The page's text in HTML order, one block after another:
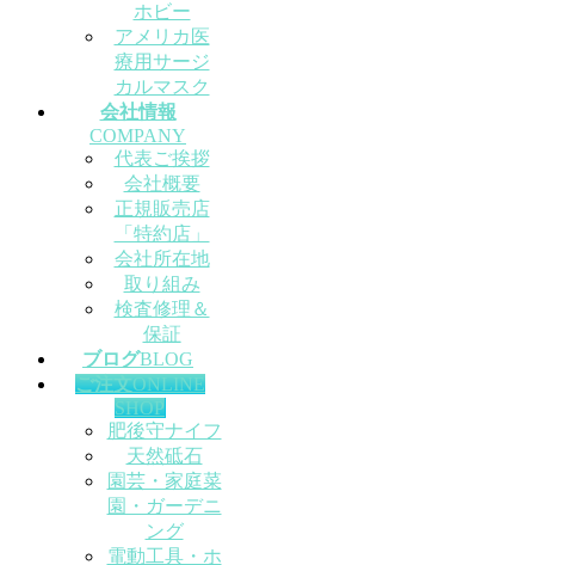
ホビー
アメリカ医
療用サージ
カルマスク
会社情報
COMPANY
代表ご挨拶
会社概要
正規販売店
「特約店」
会社所在地
取り組み
検査修理＆
保証
ブログBLOG
ご注文ONLINE
SHOP
肥後守ナイフ
天然砥石
園芸・家庭菜
園・ガーデニ
ング
電動工具・ホ